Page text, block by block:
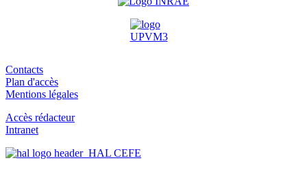
Contacts
Plan d'accès
Mentions légales
Accès rédacteur
Intranet
HAL CEFE